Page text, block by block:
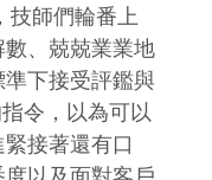
技師們輪番上
、兢兢業業地
下接受評鑑與
令，以為可以
接著還有口